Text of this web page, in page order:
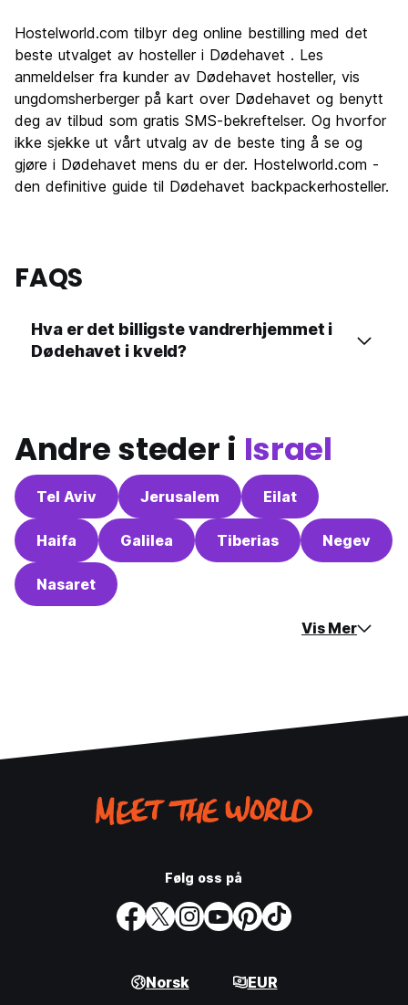
Kultur
Feste
6.0
Verdi for pengene
8.0
Hostelworld.com tilbyr deg online bestilling med det
beste utvalget av hosteller i Dødehavet . Les
anmeldelser fra kunder av Dødehavet hosteller, vis
ungdomsherberger på kart over Dødehavet og benytt
deg av tilbud som gratis SMS-bekreftelser. Og hvorfor
ikke sjekke ut vårt utvalg av de beste ting å se og
gjøre i Dødehavet mens du er der. Hostelworld.com -
den definitive guide til Dødehavet backpackerhosteller.
FAQS
Hva er det billigste vandrerhjemmet i
Dødehavet i kveld?
Andre steder i Israel
Tel Aviv Jerusalem Eilat
Haifa Galilea Tiberias Negev
Nasaret
Vis Mer
Følg oss på
Norsk EUR